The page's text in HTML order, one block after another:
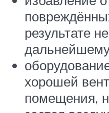
результате
хорошей
помещения,